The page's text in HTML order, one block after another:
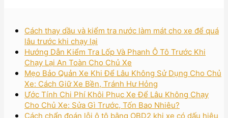
Cách thay dầu và kiểm tra nước làm mát cho xe để quá
lâu trước khi chạy lại
Hướng Dẫn Kiểm Tra Lốp Và Phanh Ô Tô Trước Khi
Chạy Lại An Toàn Cho Chủ Xe
Mẹo Bảo Quản Xe Khi Để Lâu Không Sử Dụng Cho Chủ
Xe: Cách Giữ Xe Bền, Tránh Hư Hỏng
Ước Tính Chi Phí Khôi Phục Xe Để Lâu Không Chạy
Cho Chủ Xe: Sửa Gì Trước, Tốn Bao Nhiêu?
Cách chẩn đoán lỗi ô tô bằng OBD2 khi xe có dấu hiệu